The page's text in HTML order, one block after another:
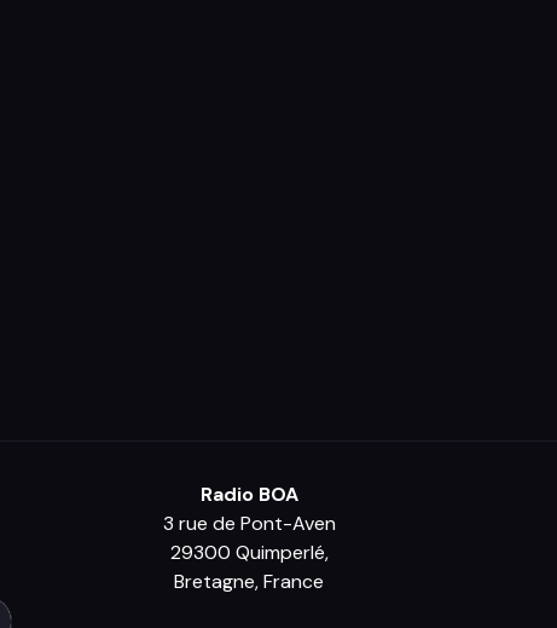
Radio BOA
3 rue de Pont-Aven
29300 Quimperlé,
Bretagne, France